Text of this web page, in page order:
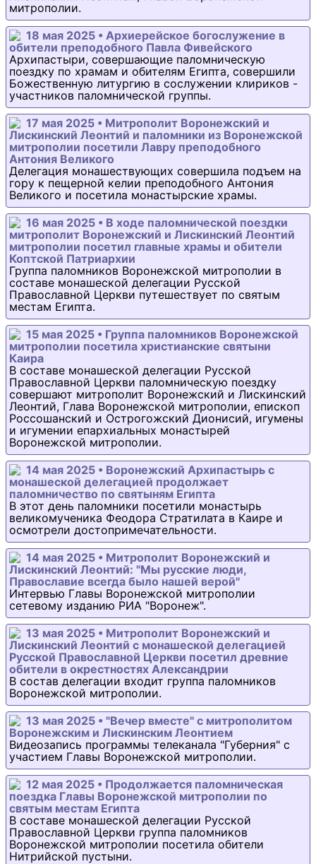
митрополии.
18 мая 2025 • Архиерейское богослужение в
обители преподобного Павла Фивейского
Архипастыри, совершающие паломническую
поездку по храмам и обителям Египта, совершили
Божественную литургию в сослужении клириков -
участников паломнической группы.
17 мая 2025 • Митрополит Воронежский и
Лискинский Леонтий и паломники из Воронежской
митрополии посетили Лавру преподобного
Антония Великого
Делегация монашествующих совершила подъем на
гору к пещерной келии преподобного Антония
Великого и посетила монастырские храмы.
16 мая 2025 • В ходе паломнической поездки
митрополит Воронежский и Лискинский Леонтий
митрополии посетил главные храмы и обители
Коптской Патриархии
Группа паломников Воронежской митрополии в
составе монашеской делегации Русской
Православной Церкви путешествует по святым
местам Египта.
15 мая 2025 • Группа паломников Воронежской
митрополии посетила христианские святыни
Каира
В составе монашеской делегации Русской
Православной Церкви паломническую поездку
совершают митрополит Воронежский и Лискинский
Леонтий, Глава Воронежской митрополии, епископ
Россошанский и Острогожский Дионисий, игумены
и игумении епархиальных монастырей
Воронежской митрополии.
14 мая 2025 • Воронежский Архипастырь с
монашеской делегацией продолжает
паломничество по святыням Египта
В этот день паломники посетили монастырь
великомученика Феодора Стратилата в Каире и
осмотрели достопримечательности.
14 мая 2025 • Митрополит Воронежский и
Лискинский Леонтий: "Мы русские люди,
Православие всегда было нашей верой"
Интервью Главы Воронежской митрополии
сетевому изданию РИА "Воронеж".
13 мая 2025 • Митрополит Воронежский и
Лискинский Леонтий с монашеской делегацией
Русской Православной Церкви посетил древние
обители в окрестностях Александрии
В состав делегации входит группа паломников
Воронежской митрополии.
13 мая 2025 • "Вечер вместе" с митрополитом
Воронежским и Лискинским Леонтием
Видеозапись программы телеканала "Губерния" с
участием Главы Воронежской митрополии.
12 мая 2025 • Продолжается паломническая
поездка Главы Воронежской митрополии по
святым местам Египта
В составе монашеской делегации Русской
Православной Церкви группа паломников
Воронежской митрополии посетила обители
Нитрийской пустыни.